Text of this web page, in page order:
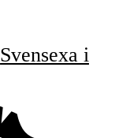
Svensexa i